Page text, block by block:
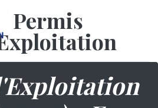
Permis